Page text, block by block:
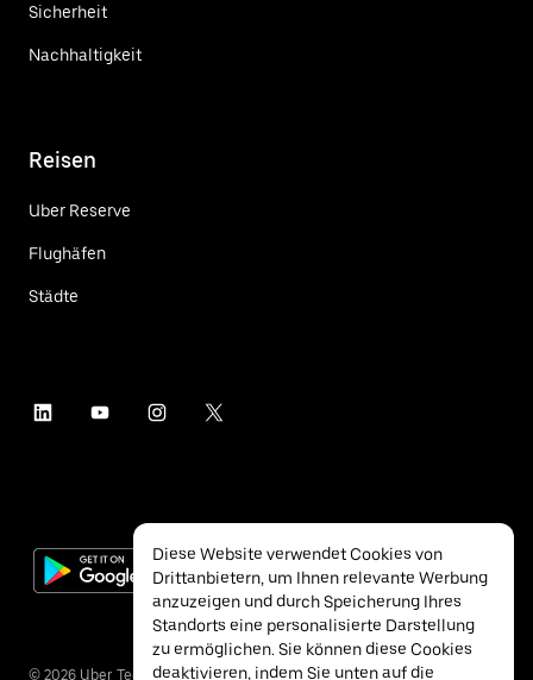
Sicherheit
Nachhaltigkeit
Reisen
Uber Reserve
Flughäfen
Städte
© 2026 Uber Technologies Inc.
Diese Website verwendet Cookies von
Drittanbietern, um Ihnen relevante Werbung
anzuzeigen und durch Speicherung Ihres
Standorts eine personalisierte Darstellung
zu ermöglichen. Sie können diese Cookies
deaktivieren, indem Sie unten auf die